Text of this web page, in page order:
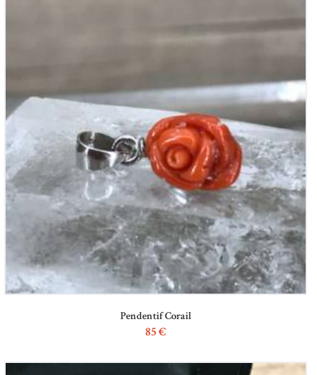
Pendentif Corail
85€